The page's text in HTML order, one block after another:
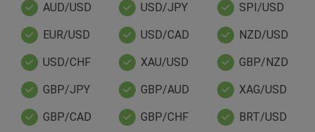
AUD/USD
EUR/USD
USD/CHF
GBP/JPY
GBP/CAD
USD/JPY
USD/CAD
XAU/USD
GBP/AUD
GBP/CHF
SPI/USD
NZD/USD
GBP/NZD
XAG/USD
BRT/USD